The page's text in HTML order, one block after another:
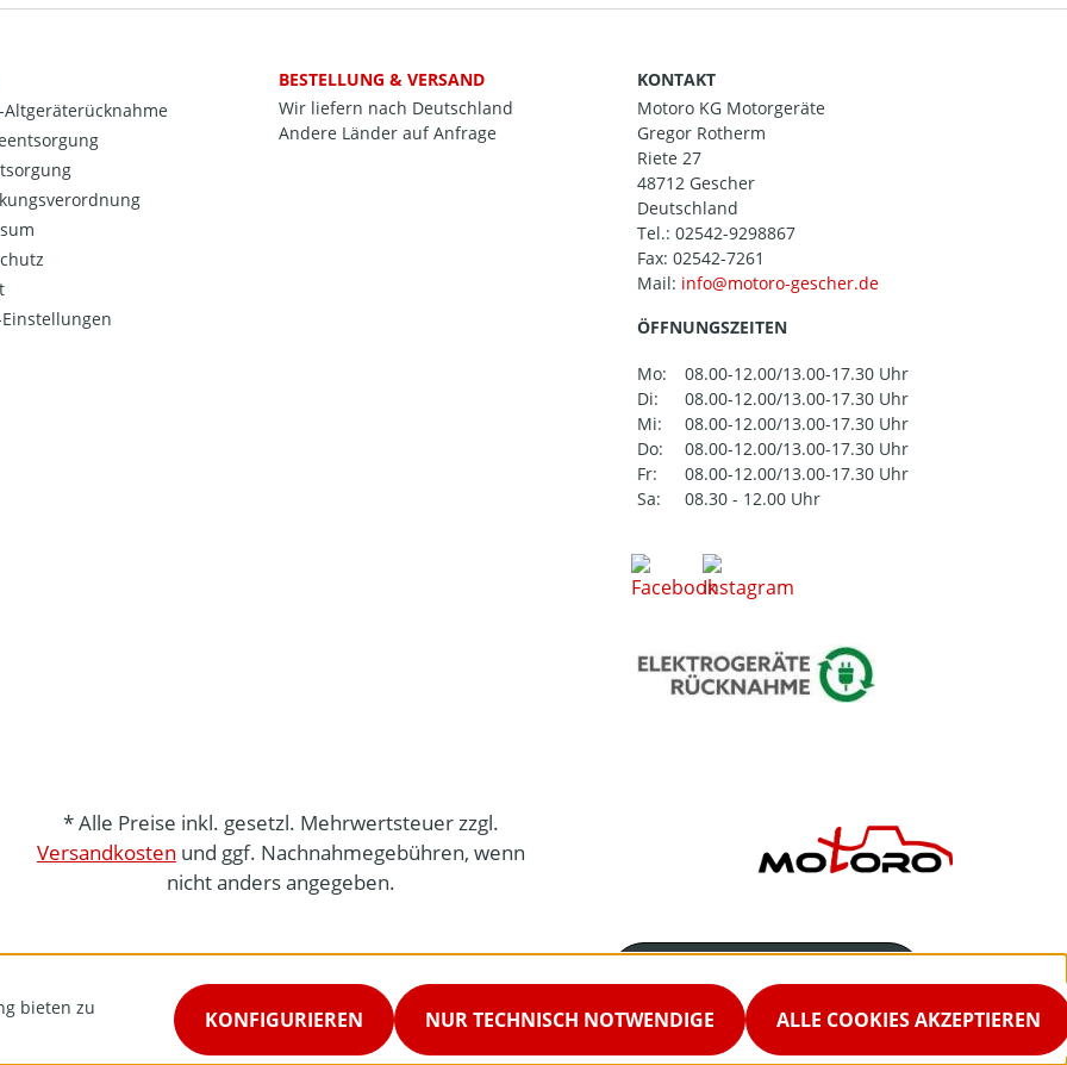
Altgeräterücknahme
Einstellungen
BESTELLUNG & VERSAND
Wir liefern nach Deutschland
Andere Länder auf Anfrage
KONTAKT
Motoro KG Motorgeräte
Gregor Rotherm
Riete 27
48712 Gescher
Deutschland
Tel.: 02542-9298867
Fax: 02542-7261
Mail:
ÖFFNUNGSZEITEN
Mo:
08.00-12.00/13.00-17.30 Uhr
Di:
08.00-12.00/13.00-17.30 Uhr
Mi:
08.00-12.00/13.00-17.30 Uhr
Do:
08.00-12.00/13.00-17.30 Uhr
Fr:
08.00-12.00/13.00-17.30 Uhr
Sa:
08.30 - 12.00 Uhr
* Alle Preise inkl. gesetzl. Mehrwertsteuer zzgl.
Versandkosten und ggf. Nachnahmegebühren, wenn
nicht anders angegeben.
02542-9298867
Servicezeiten
bieten zu
NUR TECHNISCH NOTWENDIGE
KONFIGURIEREN ALLE COOKIES AKZEPTIEREN